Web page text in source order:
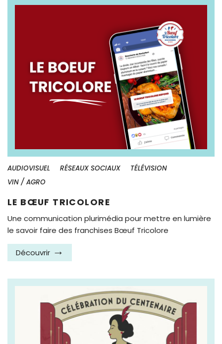
AUDIOVISUEL RÉSEAUX SOCIAUX
TÉLÉVISION
VIN / AGRO
LE BŒUF TRICOLORE
Une communication plurimédia pour mettre en lumière
le savoir faire des franchises Bœuf Tricolore
Découvrir